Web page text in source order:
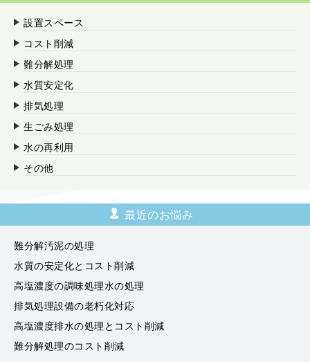
設置スペース
コスト削減
難分解処理
水質安定化
排気処理
生ごみ処理
水の再利用
その他
最近のお悩み
難分解汚泥の処理
水質の安定化とコスト削減
高塩濃度の調味処理水の処理
排気処理設備の老朽化対応
高塩濃度排水の処理とコスト削減
難分解処理のコスト削減